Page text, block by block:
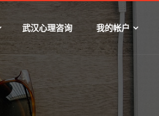
武汉心理咨询 我的帐户